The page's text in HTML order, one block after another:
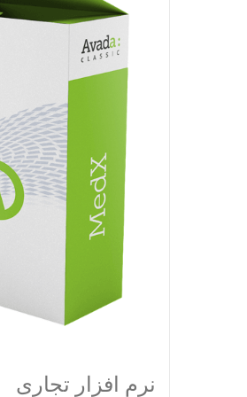
نرم افزار تجاری